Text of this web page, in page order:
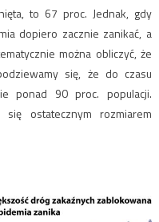
to 67 proc. Jednak, gdy
dopiero zacznie zanikać, a
można obliczyć, że
się, że do czasu
ponad 90 proc. populacji.
ostatecznym rozmiarem